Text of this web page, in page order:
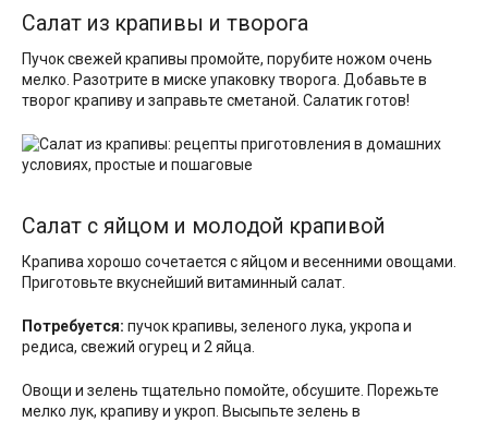
Салат из крапивы и творога
Пучок свежей крапивы промойте, порубите ножом очень
мелко. Разотрите в миске упаковку творога. Добавьте в
творог крапиву и заправьте сметаной. Салатик готов!
Салат с яйцом и молодой крапивой
Крапива хорошо сочетается с яйцом и весенними овощами.
Приготовьте вкуснейший витаминный салат.
Потребуется: пучок крапивы, зеленого лука, укропа и
редиса, свежий огурец и 2 яйца.
Овощи и зелень тщательно помойте, обсушите. Порежьте
мелко лук, крапиву и укроп. Высыпьте зелень в